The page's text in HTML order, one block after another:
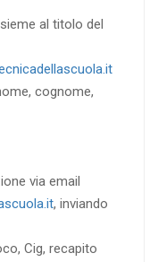
al titolo del
cognome,
via email
, inviando
Cig, recapito